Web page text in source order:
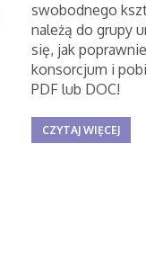
swobodnego
należą do grupy
się, jak
konsorcjum i
PDF lub DOC!
CZYTAJ WIĘCEJ